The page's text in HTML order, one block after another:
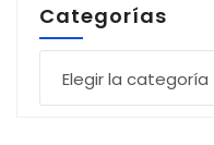
Categorías